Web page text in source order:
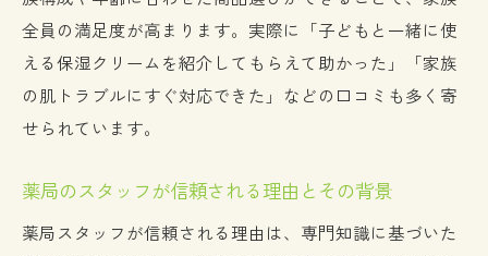
全員の満足度が高まります。実際に「子どもと一緒に使
える保湿クリームを紹介してもらえて助かった」「家族
の肌トラブルにすぐ対応できた」などの口コミも多く寄
せられています。
薬局のスタッフが信頼される理由とその背景
薬局スタッフが信頼される理由は、専門知識に基づいた